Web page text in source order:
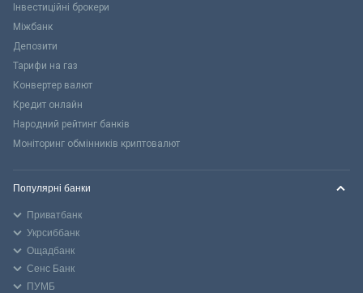
Інвестиційні брокери
Міжбанк
Депозити
Тарифи на газ
Конвертер валют
Кредит онлайн
Народний рейтинг банків
Моніторинг обмінників криптовалют
Популярні банки
Приватбанк
Укрсиббанк
Ощадбанк
Сенс Банк
ПУМБ